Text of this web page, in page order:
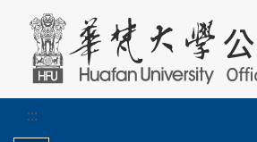
跳到主要內容
:::